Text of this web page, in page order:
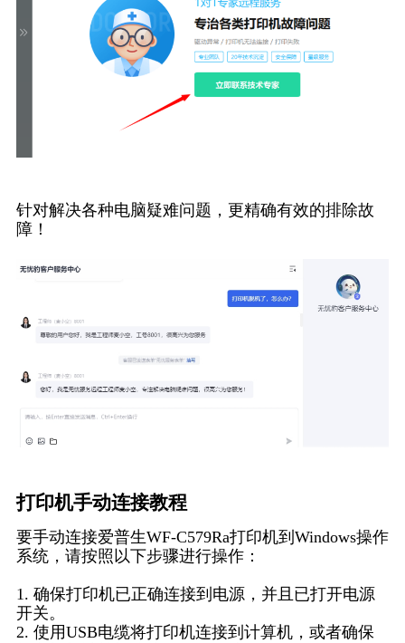
针对解决各种电脑疑难问题，更精确有效的排除故
障！
打印机手动连接教程
要手动连接爱普生WF-C579Ra打印机到Windows操作
系统，请按照以下步骤进行操作：
1. 确保打印机已正确连接到电源，并且已打开电源
开关。
2. 使用USB电缆将打印机连接到计算机，或者确保